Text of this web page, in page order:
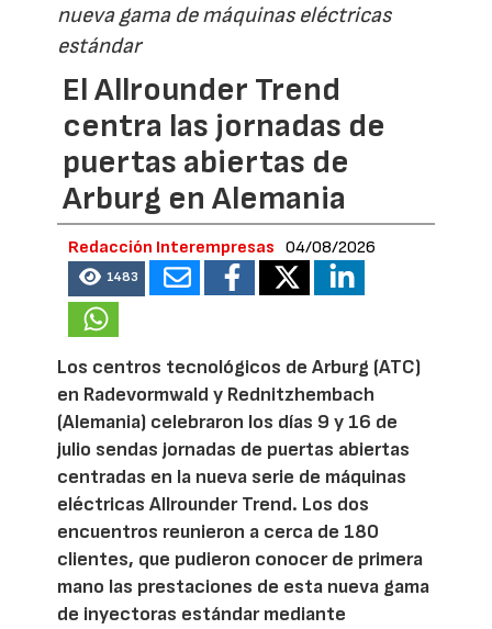
nueva gama de máquinas eléctricas
estándar
El Allrounder Trend
centra las jornadas de
puertas abiertas de
Arburg en Alemania
Redacción Interempresas 04/08/2026
1483
Los centros tecnológicos de Arburg (ATC)
en Radevormwald y Rednitzhembach
(Alemania) celebraron los días 9 y 16 de
julio sendas jornadas de puertas abiertas
centradas en la nueva serie de máquinas
eléctricas Allrounder Trend. Los dos
encuentros reunieron a cerca de 180
clientes, que pudieron conocer de primera
mano las prestaciones de esta nueva gama
de inyectoras estándar mediante